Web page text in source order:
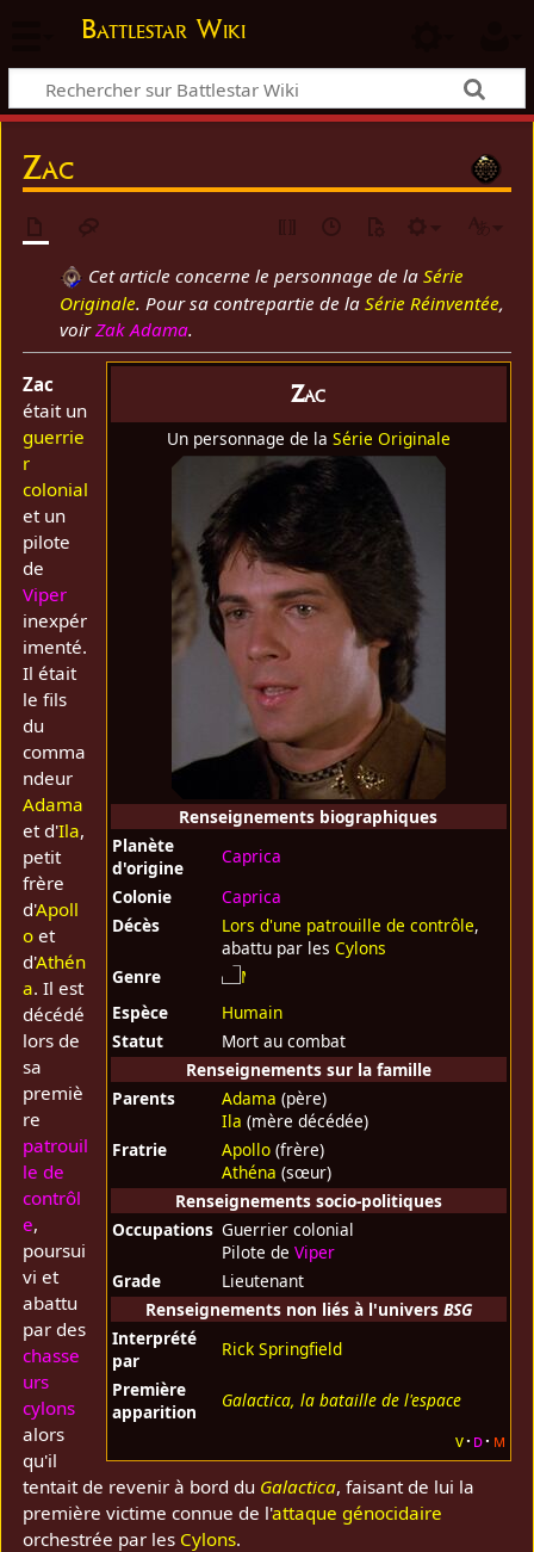
Battlestar Wiki
Zac
Cet article concerne le personnage de la Série
Originale. Pour sa contrepartie de la Série Réinventée,
voirZak Adama.
Zac
Un personnage de la Série Originale
Renseignements biographiques
Planète
d'origine
Caprica
Colonie
Caprica
Décès
Lors d'une patrouille de contrôle,
abattu par les Cylons
Genre
Espèce
Humain
Statut
Mort au combat
Renseignements sur la famille
Parents
Adama (père)
Ila (mère décédée)
Fratrie
Apollo(frère)
Athéna (sœur)
Renseignements socio-politiques
Occupations Guerrier colonial
Pilote de Viper
Grade
Lieutenant
Renseignements non liés à l'univers BSG
Interprété
par
Rick Springfield
Première
apparition
Galactica, la bataille de l'espace
v d m
Zac
était un
guerrie
r
colonial
et un
pilote
de
Viper
inexpér
imenté.
Il était
le fils
du
comma
ndeur
Adama
et d'Ila,
petit
frère
d'Apoll
o et
d'Athén
a. Il est
décédé
lors de
sa
premiè
re
patrouil
le de
contrôl
e,
poursui
vi et
abattu
par des
chasse
urs
cylons
alors
qu'il
tentait de revenir à bord du Galactica, faisant de lui la
première victime connue de l'attaque génocidaire
orchestrée par les Cylons.